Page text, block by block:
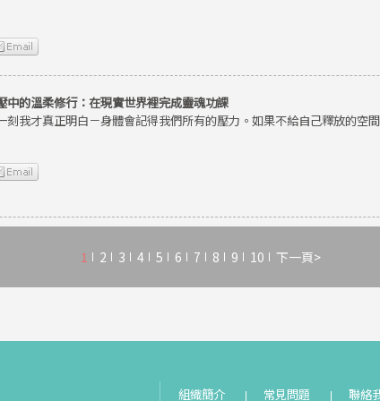
中的溫柔修行：在現實世界裡完成靈魂功課
刻我才真正明白－身體會記得我們所有的壓力。如果不給自己釋放的空
1 2 3 4 5 6 7 8 9 10 下一頁>
組織簡介 常見問題 聯絡